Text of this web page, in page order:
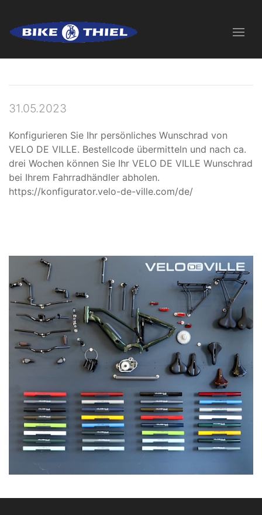
31.05.2023
Konfigurieren Sie Ihr persönliches Wunschrad von
VELO DE VILLE. Bestellcode übermitteln und nach ca.
drei Wochen können Sie Ihr VELO DE VILLE Wunschrad
bei Ihrem Fahrradhändler abholen.
https://konfigurator.velo-de-ville.com/de/